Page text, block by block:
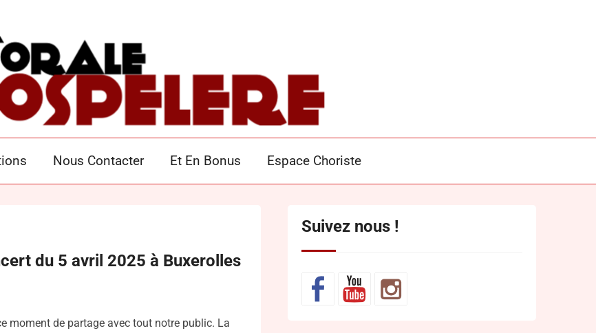
POITIERS
Nous Contacter Et En Bonus Espace Choriste
du 5 avril 2025 à Buxerolles
moment de partage avec tout notre public. La
Suivez nous !